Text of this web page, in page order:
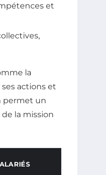
et
la
actions et
permet un
la mission